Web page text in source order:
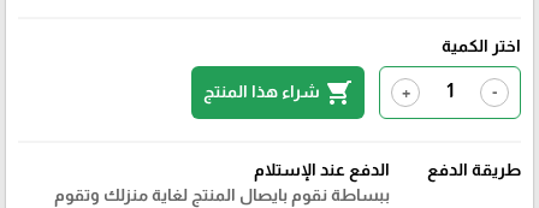
اختر الكمية
-
+
shopping_cart شراء هذا المنتج
طريقة الدفع
الدفع عند الإستلام
ببساطة نقوم بايصال المنتج لغاية منزلك وتقوم